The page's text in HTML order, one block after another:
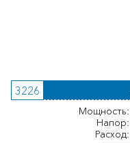
3226
Мощность:
Напор:
Расход: